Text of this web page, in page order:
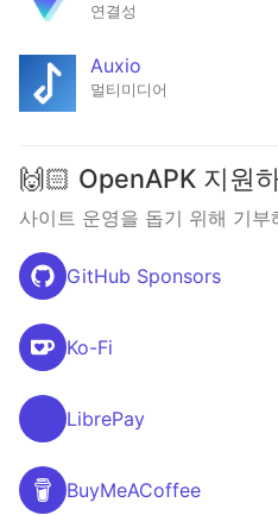
연결성
Auxio
멀티미디어
🙌🏻 OpenAPK 지원
사이트 운영을 돕기 위해 기부
GitHub Sponsors
Ko-Fi
LibrePay
BuyMeACoffee